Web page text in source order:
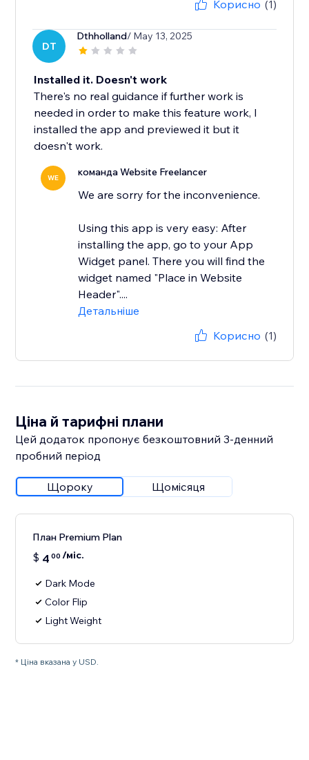
Корисно (1)
DT
Dthholland/ May 13, 2025
Installed it. Doesn't work
There's no real guidance if further work is
needed in order to make this feature work, I
installed the app and previewed it but it
doesn't work.
WE команда Website Freelancer
We are sorry for the inconvenience.
Using this app is very easy: After
installing the app, go to your App
Widget panel. There you will find the
widget named "Place in Website
Header"....
Детальніше
Корисно (1)
Ціна й тарифні плани
Цей додаток пропонує безкоштовний 3‑денний
пробний період
Щороку Щомісяця
План Premium Plan
$ 4 00 /міс.
Dark Mode
Color Flip
Light Weight
* Ціна вказана у USD.